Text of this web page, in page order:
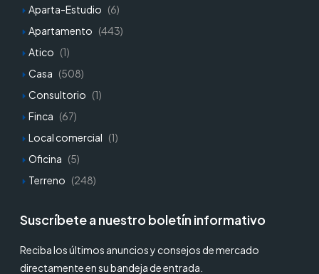
Aparta-Estudio (6)
Apartamento (443)
Atico (1)
Casa (508)
Consultorio (1)
Finca (67)
Local comercial (1)
Oficina (5)
Terreno (248)
Suscríbete a nuestro boletín informativo
Reciba los últimos anuncios y consejos de mercado
directamente en su bandeja de entrada.